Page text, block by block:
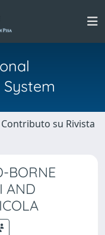
Contributo su Rivista
BORNE
AND